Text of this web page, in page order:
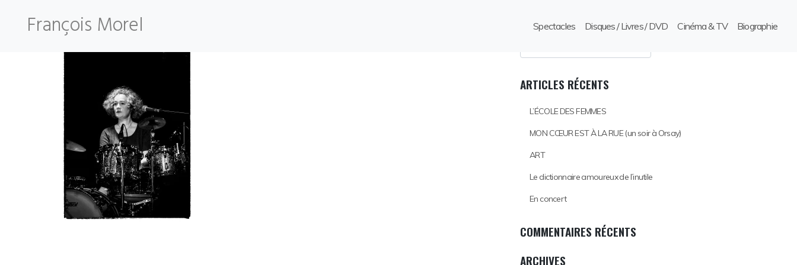
François Morel Spectacles Disques / Livres / DVD Cinéma & TV Biographie
ARTICLES RÉCENTS
L’ÉCOLE DES FEMMES
MON CŒUR EST À LA RUE (un soir à Orsay)
ART
Le dictionnaire amoureux de l’inutile
En concert
COMMENTAIRES RÉCENTS
ARCHIVES